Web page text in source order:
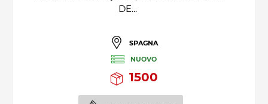
DE...
SPAGNA
NUOVO
1500